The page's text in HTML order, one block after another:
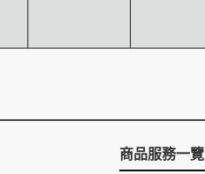
商品服務一覽